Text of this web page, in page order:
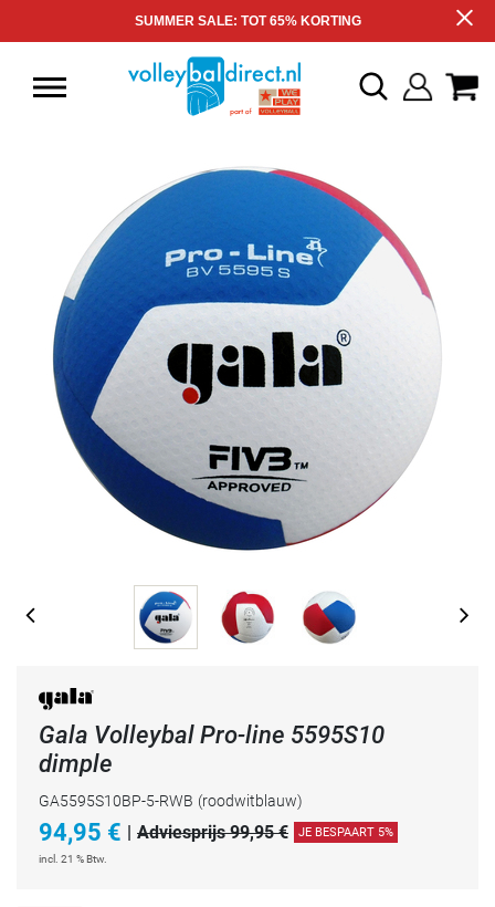
SUMMER SALE: TOT 65% KORTING
Gala Volleybal Pro-line 5595S10
dimple
GA5595S10BP-5-RWB (roodwitblauw)
94,95 € | Adviesprijs 99,95 € JE BESPAART 5%
incl. 21 % Btw.